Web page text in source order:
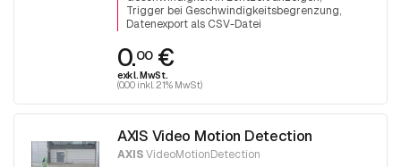
Trigger bei Geschwindigkeitsbegrenzung
Datenexport als CSV-Datei
0.00€
exkl. MwSt.
(0.00 inkl. 21% MwSt)
AXIS Video Motion Detection
AXISVideoMotionDetection